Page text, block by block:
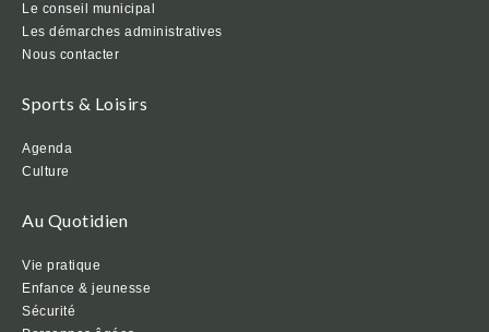
Le conseil municipal
Les démarches administratives
Nous contacter
Sports & Loisirs
Agenda
Culture
Au Quotidien
Vie pratique
Enfance & jeunesse
Sécurité